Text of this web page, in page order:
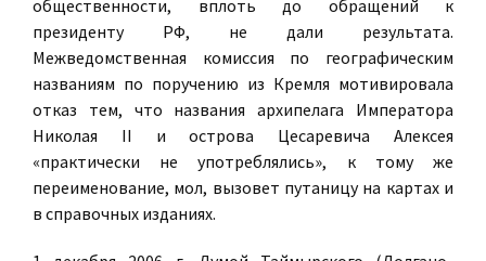
общественности, вплоть до обращений к
президенту РФ, не дали результата.
Межведомственная комиссия по географическим
названиям по поручению из Кремля мотивировала
отказ тем, что названия архипелага Императора
Николая II и острова Цесаревича Алексея
«практически не употреблялись», к тому же
переименование, мол, вызовет путаницу на картах и
в справочных изданиях.